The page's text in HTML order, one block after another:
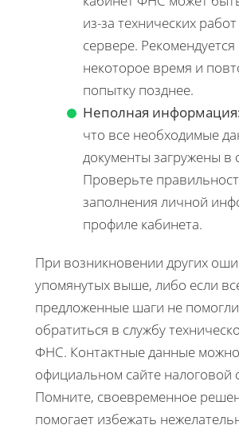
из-за технических
сервере.
некоторое время и
попытку позднее.
Неполная
что все необходимые
документы загружены в
Проверьте
заполнения личной
профиле кабинета.
При возникновении других
упомянутых выше, либо если
предложенные шаги не
обратиться в службу
ФНС. Контактные данные
официальном сайте налоговой
Помните, своевременное
помогает избежать